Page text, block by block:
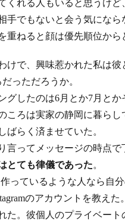
くれる人もいると思うけ
手でもないと会う気にな
重ねると顔は優先順位から
けで、興味惹かれた私は
っただろうか。
グしたのは6月とか7月と
ころは実家の静岡に暮ら
ばらく済ませていた。
言ってメッセージの時点
とても律儀であった。
っているような人なら自
のアカウントを教え
た。彼個人のプライベー